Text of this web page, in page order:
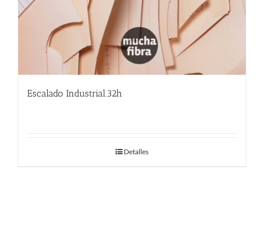
Escalado Industrial.32h
Detalles